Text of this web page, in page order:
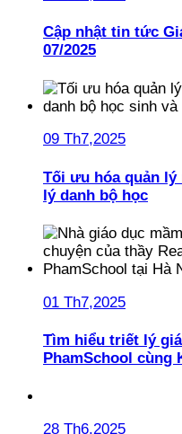
Cập nhật tin tức
07/2025
09 Th7,2025
Tối ưu hóa quản
lý danh bộ học
01 Th7,2025
Tìm hiểu triết lý
PhamSchool cùng
28 Th6,2025